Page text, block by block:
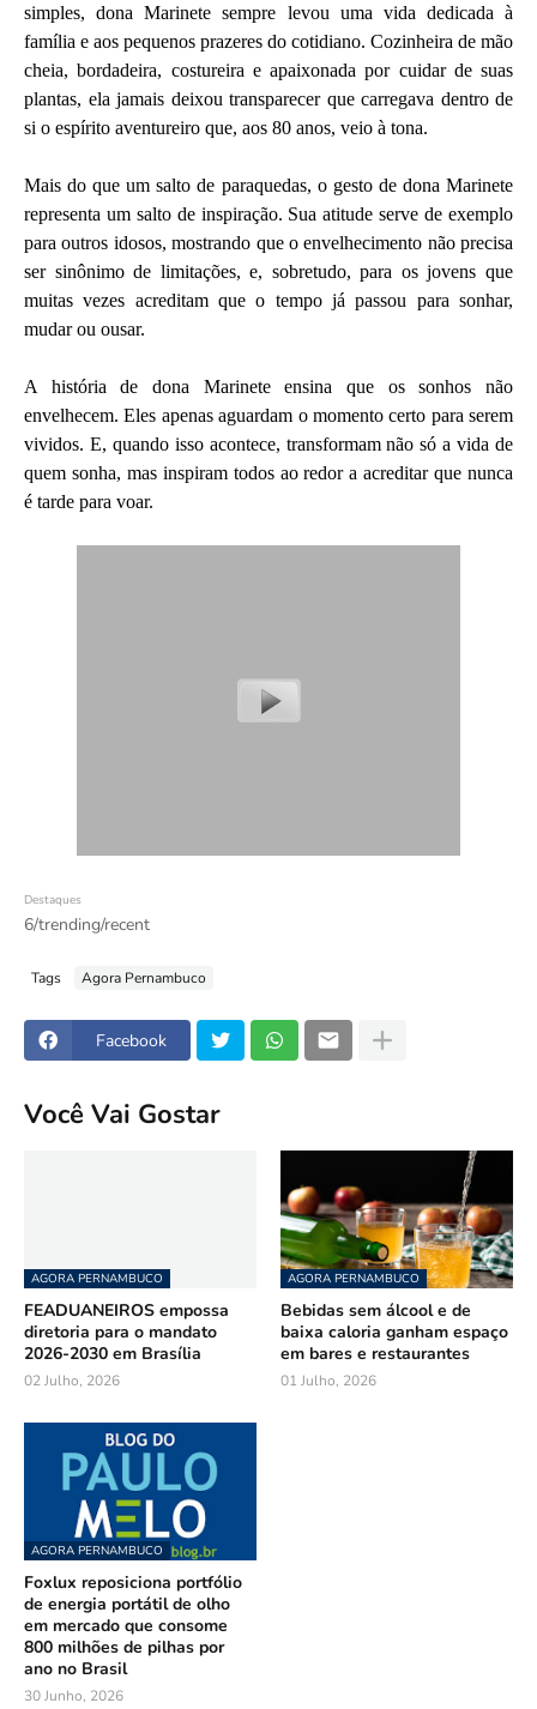
simples, dona Marinete sempre levou uma vida dedicada à
família e aos pequenos prazeres do cotidiano. Cozinheira de mão
cheia, bordadeira, costureira e apaixonada por cuidar de suas
plantas, ela jamais deixou transparecer que carregava dentro de
si o espírito aventureiro que, aos 80 anos, veio à tona.
Mais do que um salto de paraquedas, o gesto de dona Marinete
representa um salto de inspiração. Sua atitude serve de exemplo
para outros idosos, mostrando que o envelhecimento não precisa
ser sinônimo de limitações, e, sobretudo, para os jovens que
muitas vezes acreditam que o tempo já passou para sonhar,
mudar ou ousar.
A história de dona Marinete ensina que os sonhos não
envelhecem. Eles apenas aguardam o momento certo para serem
vividos. E, quando isso acontece, transformam não só a vida de
quem sonha, mas inspiram todos ao redor a acreditar que nunca
é tarde para voar.
Destaques
6/trending/recent
Tags Agora Pernambuco
Facebook
Você Vai Gostar
AGORA PERNAMBUCO
FEADUANEIROS empossa
diretoria para o mandato
2026-2030 em Brasília
02 Julho, 2026
AGORA PERNAMBUCO
Bebidas sem álcool e de
baixa caloria ganham espaço
em bares e restaurantes
01 Julho, 2026
AGORA PERNAMBUCO
Foxlux reposiciona portfólio
de energia portátil de olho
em mercado que consome
800 milhões de pilhas por
ano no Brasil
30 Junho, 2026